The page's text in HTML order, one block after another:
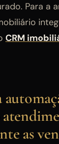
Para a
CRM
as